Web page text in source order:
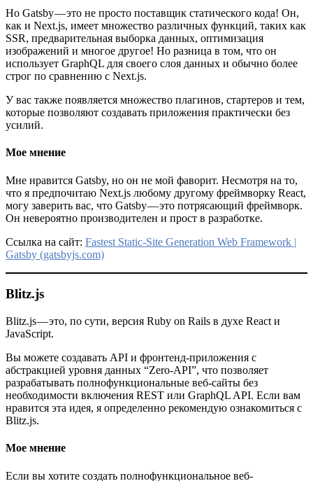
Но Gatsby — это не просто поставщик статического кода! Он,
как и Next.js, имеет множество различных функций, таких как
SSR, предварительная выборка данных, оптимизация
изображений и многое другое! Но разница в том, что он
использует GraphQL для своего слоя данных и обычно более
строг по сравнению с Next.js.
У вас также появляется множество плагинов, стартеров и тем,
которые позволяют создавать приложения практически без
усилий.
Мое мнение
Мне нравится Gatsby, но он не мой фаворит. Несмотря на то,
что я предпочитаю Next.js любому другому фреймворку React,
могу заверить вас, что Gatsby — это потрясающий фреймворк.
Он невероятно производителен и прост в разработке.
Ссылка на сайт: Fastest Static-Site Generation Web Framework |
Gatsby (gatsbyjs.com)
Blitz.js
Blitz.js — это, по сути, версия Ruby on Rails в духе React и
JavaScript.
Вы можете создавать API и фронтенд-приложения с
абстракцией уровня данных “Zero-API”, что позволяет
разрабатывать полнофункциональные веб-сайты без
необходимости включения REST или GraphQL API. Если вам
нравится эта идея, я определенно рекомендую ознакомиться с
Blitz.js.
Мое мнение
Если вы хотите создать полнофункциональное веб-